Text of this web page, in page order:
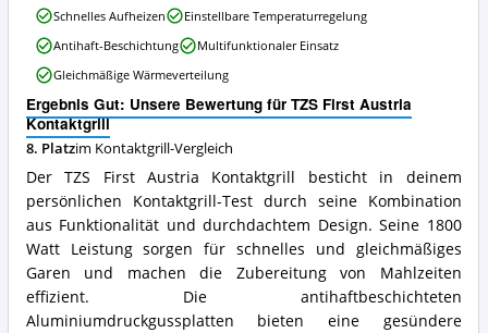
Ergebnis Gut: Unsere Bewertung für TZS First Austria
Kontaktgrill
8. Platzim Kontaktgrill-Vergleich
Der TZS First Austria Kontaktgrill besticht in deinem
persönlichen Kontaktgrill-Test durch seine Kombination
aus Funktionalität und durchdachtem Design. Seine 1800
Watt Leistung sorgen für schnelles und gleichmäßiges
Garen und machen die Zubereitung von Mahlzeiten
effizient. Die antihaftbeschichteten
Aluminiumdruckgussplatten bieten eine gesündere
TZS
First
Austria
Kontaktgrill
Vorteile:
Was
spricht
für
diesen
Kontaktgrill?
Schnelles Aufheizen
Einstellbare Temperaturregelung
Antihaft-Beschichtung
Multifunktionaler Einsatz
Gleichmäßige Wärmeverteilung